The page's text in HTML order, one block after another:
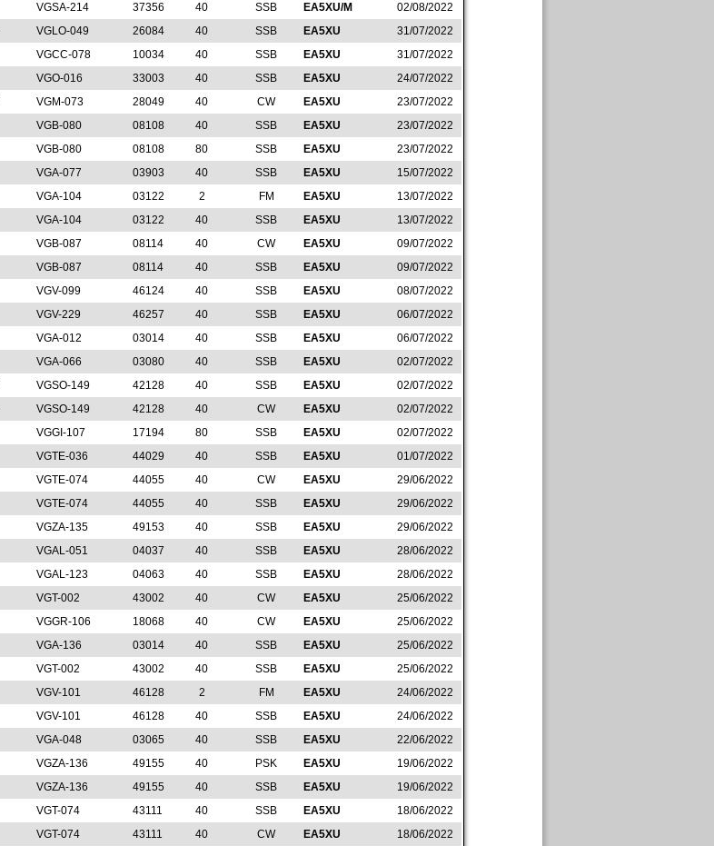
VGSA-214 37356 40 SSB EA5XU/M
02/08/2022
VGLO-049 26084 40 SSB EA5XU
31/07/2022
VGCC-078 10034 40 SSB EA5XU
31/07/2022
VGO-016 33003 40 SSB EA5XU
24/07/2022
VGM-073 28049 40 CW EA5XU
23/07/2022
VGB-080 08108 40 SSB EA5XU
23/07/2022
VGB-080 08108 80 SSB EA5XU
23/07/2022
VGA-077 03903 40 SSB EA5XU
15/07/2022
VGA-104 03122 2 FM EA5XU
13/07/2022
VGA-104 03122 40 SSB EA5XU
13/07/2022
VGB-087 08114 40 CW EA5XU
09/07/2022
VGB-087 08114 40 SSB EA5XU
09/07/2022
VGV-099 46124 40 SSB EA5XU
08/07/2022
VGV-229 46257 40 SSB EA5XU
06/07/2022
VGA-012 03014 40 SSB EA5XU
06/07/2022
VGA-066 03080 40 SSB EA5XU
02/07/2022
VGSO-149 42128 40 SSB EA5XU
02/07/2022
VGSO-149 42128 40 CW EA5XU
02/07/2022
VGGI-107 17194 80 SSB EA5XU
02/07/2022
VGTE-036 44029 40 SSB EA5XU
01/07/2022
VGTE-074 44055 40 CW EA5XU
29/06/2022
VGTE-074 44055 40 SSB EA5XU
29/06/2022
VGZA-135 49153 40 SSB EA5XU
29/06/2022
VGAL-051 04037 40 SSB EA5XU
28/06/2022
VGAL-123 04063 40 SSB EA5XU
28/06/2022
VGT-002 43002 40 CW EA5XU
25/06/2022
VGGR-106 18068 40 CW EA5XU
25/06/2022
VGA-136 03014 40 SSB EA5XU
25/06/2022
VGT-002 43002 40 SSB EA5XU
25/06/2022
VGV-101 46128 2 FM EA5XU
24/06/2022
VGV-101 46128 40 SSB EA5XU
24/06/2022
VGA-048 03065 40 SSB EA5XU
22/06/2022
VGZA-136 49155 40 PSK EA5XU
19/06/2022
VGZA-136 49155 40 SSB EA5XU
19/06/2022
VGT-074 43111 40 SSB EA5XU
18/06/2022
VGT-074 43111 40 CW EA5XU
18/06/2022